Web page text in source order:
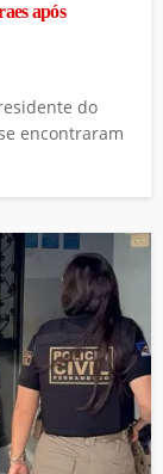
após
do
encontraram